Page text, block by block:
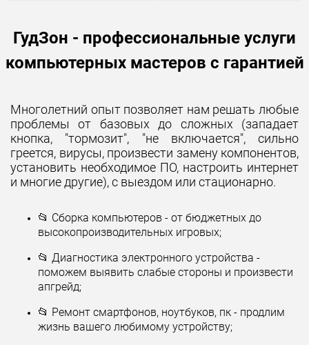
ГудЗон - профессиональные услуги
компьютерных мастеров с гарантией
Многолетний опыт позволяет нам решать любые
проблемы от базовых до сложных (западает
кнопка, "тормозит", "не включается", сильно
греется, вирусы, произвести замену компонентов,
установить необходимое ПО, настроить интернет
и многие другие), с выездом или стационарно.
📂 Сборка компьютеров - от бюджетных до
высокопроизводительных игровых;
📂 Диагностика электронного устройства -
поможем выявить слабые стороны и произвести
апгрейд;
📂 Ремонт смартфонов, ноутбуков, пк - продлим
жизнь вашего любимому устройству;